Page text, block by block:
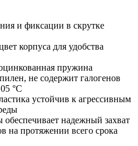
и фиксации в скрутке
корпуса для удобства
пружина
не содержит галогенов
°C
устойчив к агрессивным
надежный захват
на протяжении всего срока